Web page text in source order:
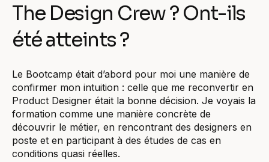
The Design Crew ? Ont-ils
été atteints ?
Le Bootcamp était d’abord pour moi une manière de
confirmer mon intuition : celle que me reconvertir en
Product Designer était la bonne décision. Je voyais la
formation comme une manière concrète de
découvrir le métier, en rencontrant des designers en
poste et en participant à des études de cas en
conditions quasi réelles.